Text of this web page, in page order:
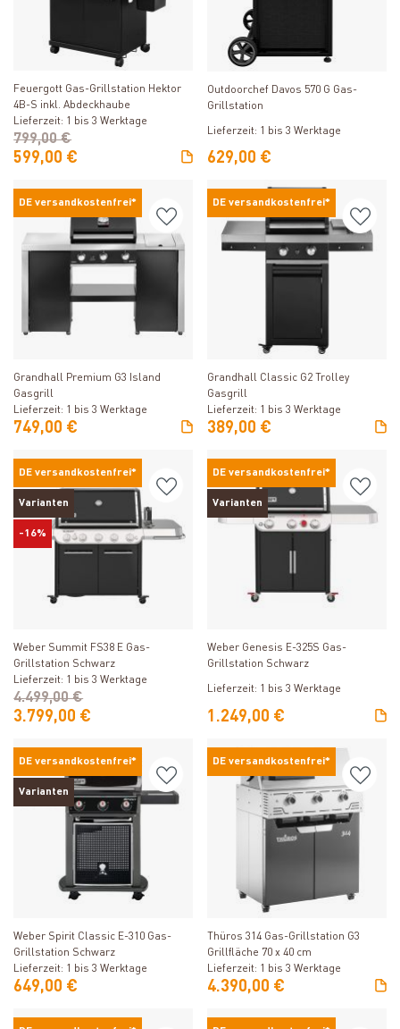
Produkt ansehen
Feuergott Gas-Grillstation Hektor
4B-S inkl. Abdeckhaube
Lieferzeit: 1 bis 3 Werktage
599,00 €
799,00 €
Produkt ansehen
Outdoorchef Davos 570 G Gas-
Grillstation
Lieferzeit: 1 bis 3 Werktage
629,00 €
DE versandkostenfrei*
Grandhall Premium G3 Island
Gasgrill
Lieferzeit: 1 bis 3 Werktage
749,00 €
DE versandkostenfrei*
Produkt ansehen
Grandhall Classic G2 Trolley
Gasgrill
Lieferzeit: 1 bis 3 Werktage
389,00 €
DE versandkostenfrei*
Varianten
-16%
Weber Summit FS38 E Gas-
Grillstation Schwarz
Lieferzeit: 1 bis 3 Werktage
3.799,00 €
4.499,00 €
DE versandkostenfrei*
Varianten
Weber Genesis E-325S Gas-
Grillstation Schwarz
Lieferzeit: 1 bis 3 Werktage
1.249,00 €
DE versandkostenfrei*
Varianten
Weber Spirit Classic E-310 Gas-
Grillstation Schwarz
Lieferzeit: 1 bis 3 Werktage
649,00 €
DE versandkostenfrei*
Produkt ansehen
Thüros 314 Gas-Grillstation G3
Grillfläche 70 x 40 cm
Lieferzeit: 1 bis 3 Werktage
4.390,00 €